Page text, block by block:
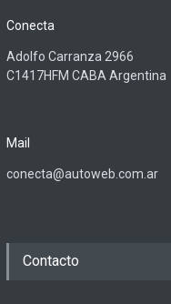
Conecta
Adolfo Carranza 2966
C1417HFM CABA Argentina
Mail
conecta@autoweb.com.ar
Contacto